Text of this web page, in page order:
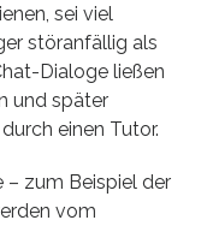
sei viel
störanfällig als
Dialoge ließen
und später
einen Tutor.
zum Beispiel der
vom